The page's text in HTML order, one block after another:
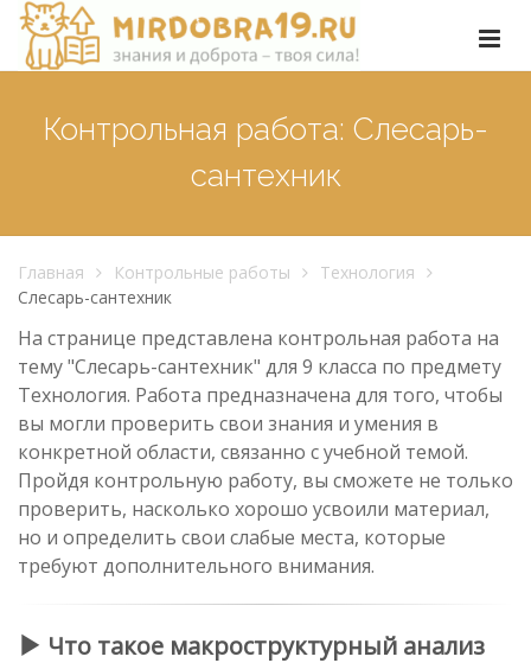
Контрольная работа: Слесарь-
сантехник
Главная Контрольные работы
Технология
Слесарь-сантехник
На странице представлена контрольная работа на
тему "Слесарь-сантехник" для 9 класса по предмету
Технология. Работа предназначена для того, чтобы
вы могли проверить свои знания и умения в
конкретной области, связанно с учебной темой.
Пройдя контрольную работу, вы сможете не только
проверить, насколько хорошо усвоили материал,
но и определить свои слабые места, которые
требуют дополнительного внимания.
Что такое макроструктурный анализ